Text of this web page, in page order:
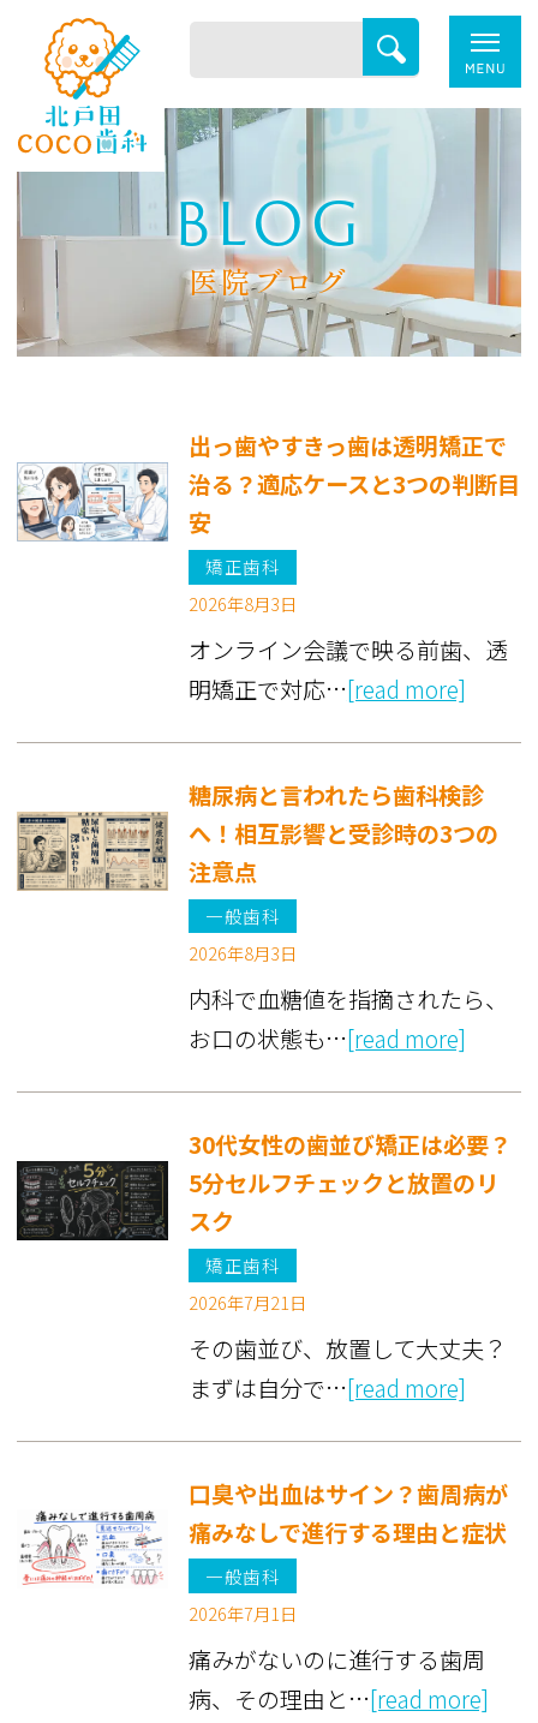
BLOG
医院ブログ
出っ歯やすきっ歯は透明矯正で
治る？適応ケースと3つの判断目
安
矯正歯科
2026年8月3日
オンライン会議で映る前歯、透
明矯正で対応…[read more]
糖尿病と言われたら歯科検診
へ！相互影響と受診時の3つの
注意点
一般歯科
2026年8月3日
内科で血糖値を指摘されたら、
お口の状態も…[read more]
30代女性の歯並び矯正は必要？
5分セルフチェックと放置のリ
スク
矯正歯科
2026年7月21日
その歯並び、放置して大丈夫？
まずは自分で…[read more]
口臭や出血はサイン？歯周病が
痛みなしで進行する理由と症状
一般歯科
2026年7月1日
痛みがないのに進行する歯周
病、その理由と…[read more]